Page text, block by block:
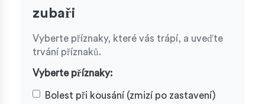
zubaři
Vyberte příznaky, které vás trápí, a uveďte
trvání příznaků.
Vyberte příznaky:
Bolest při kousání (zmizí po zastavení)